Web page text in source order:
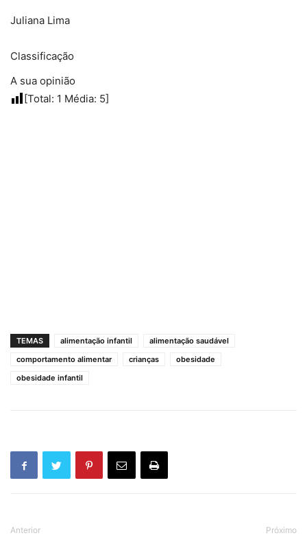
Juliana Lima
Classificação
A sua opinião
[Total: 1 Média: 5]
TEMAS alimentação infantil
alimentação saudável
comportamento alimentar
crianças
obesidade
obesidade infantil
Anterior Próximo